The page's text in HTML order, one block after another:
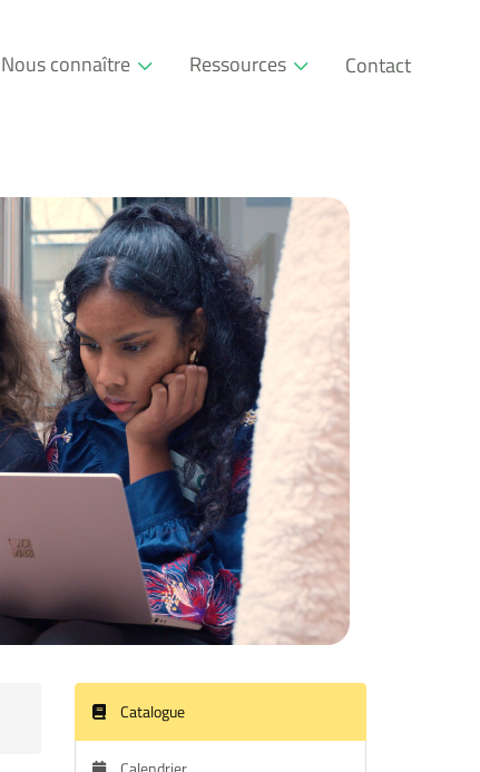
Nous connaître
L’approche pédagogique
Nos partenaires
Ressources
Blog RSE
Téléchargeables
Communauté
Contact
Catalogue